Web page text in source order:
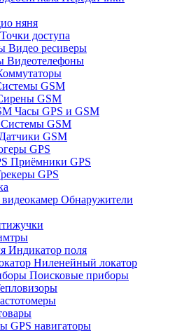
няня
Точки доступа
Видео ресиверы
Видеотелефоны
GSM
GSM
Часы GPS и GSM
Системы GSM
Датчики GSM
GPS
Приёмники GPS
GPS
Обнаружители
Индикатор поля
Ниленейный локатор
Поисковые приборы
GPS навигаторы